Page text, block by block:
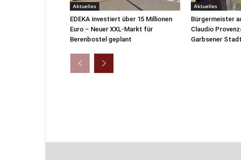
Aktuelles
EDEKA investiert über 15 Millionen
Euro – Neuer XXL-Markt für
Berenbostel geplant
Aktuelles
Bürgermeister
Claudio
Garbsener